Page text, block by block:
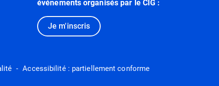
événements organisés par le CIG :
Je m'inscris
Accessibilité : partiellement conforme